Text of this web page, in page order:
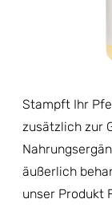
Stampft Ihr
zusätzlich zur
äußerlich
unser Produkt